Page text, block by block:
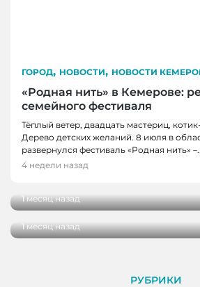
ГОРОД, НОВОСТИ, НОВОСТИ
«Родная нить» в Кемерове:
семейного фестиваля
Тёплый ветер, двадцать мастериц,
Дерево детских желаний. 8 июля в
развернулся фестиваль «Родная нить» –..
4 недели назад
ГОРОД
Когда время замедляется:
1 месяц назад
ГОРОД
четыре популярных
1 месяц назад
РУБРИКИ